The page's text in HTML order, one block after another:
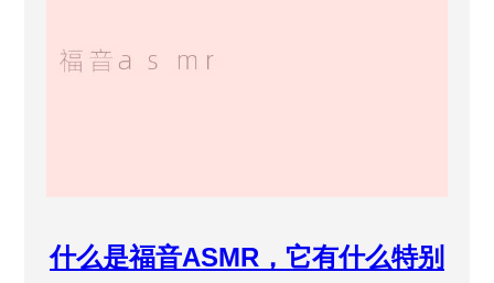
什么是福音ASMR，它有什么特别